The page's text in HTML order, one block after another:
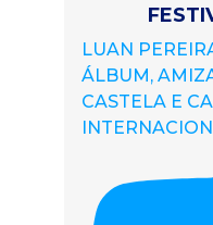
LUAN
ÁLBUM,
CASTELA E